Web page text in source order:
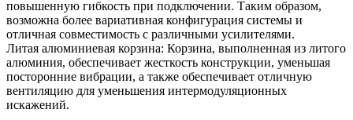
повышенную гибкость при подключении. Таким образом,
возможна более вариативная конфигурация системы и
отличная совместимость с различными усилителями.
Литая алюминиевая корзина: Корзина, выполненная из литого
алюминия, обеспечивает жесткость конструкции, уменьшая
посторонние вибрации, а также обеспечивает отличную
вентиляцию для уменьшения интермодуляционных
искажений.